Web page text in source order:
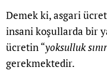
Demek ki, asgari
insani koşullarda bir
ücretin “yoksulluk
gerekmektedir.